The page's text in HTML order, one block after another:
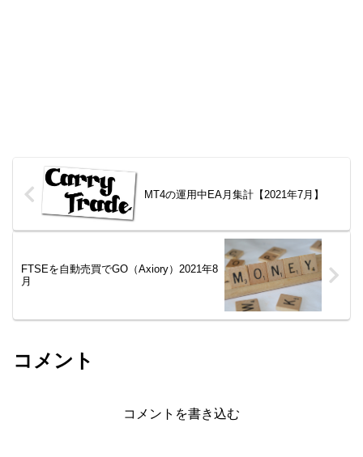
MT4の運用中EA月集計【2021年7月】
FTSEを自動売買でGO（Axiory）2021年8
月
コメント
コメントを書き込む